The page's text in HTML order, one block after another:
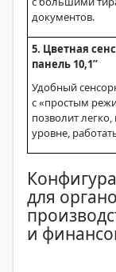
документов.
5. Цветная
панель 10,1’’
Удобный
с «простым
позволит
уровне,
для
и